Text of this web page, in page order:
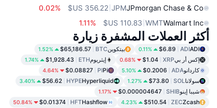
JPmorgan Chase & Co
JPM
0.02%
Walmart Inc
WMT
1.11%
أكثر العملات المشفرة زيارة
ADI
ADI
$6.89
0.11% بيتكوينBTC
$65,186.57
1.52%
إكس أر بيXRP
$1.04
0.68% إيثريومETH
$1,928.43
1.74%
كاردانوADA
$0.2006
5.10%
Pi
PI
$0.08827
4.64%
سولانا SOL
$73.80
1.27%
Hyperliquid
HYPE
$56.62
3.40%
شيبا إينوSHIB
$0.000004647
1.17%
Zcash
ZEC
$510.54
4.23%
Hashflow
HFT
$0.01374
50.84%